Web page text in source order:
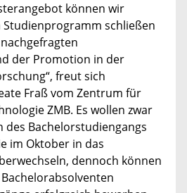
können wir
Studienprogramm schließen
der Promotion in der
freut sich
Fraß vom Zentrum für
ZMB. Es wollen zwar
des Bachelorstudiengangs
im Oktober in das
dennoch können